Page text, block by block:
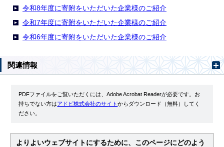
令和8年度に寄附をいただいた企業様のご紹介
令和7年度に寄附をいただいた企業様のご紹介
令和6年度に寄附をいただいた企業様のご紹介
関連情報
PDFファイルをご覧いただくには、Adobe Acrobat Readerが必要です。お
持ちでない方はアドビ株式会社のサイトからダウンロード（無料）してく
ださい。
よりよいウェブサイトにするために、このページにどのよう